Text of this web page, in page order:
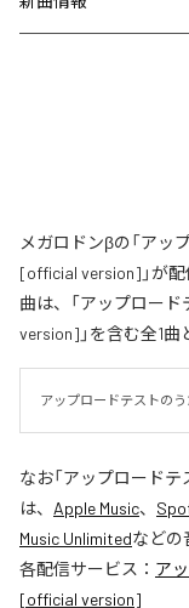
メガロドンβの「アッ
[official version]」が
曲は、「アップロー
version]」を含む全1曲
アップロードテストの
なお「アップロードテ
は、 Apple Music、
Music Unlimitedなどの
各配信サービス： ア
[official version]